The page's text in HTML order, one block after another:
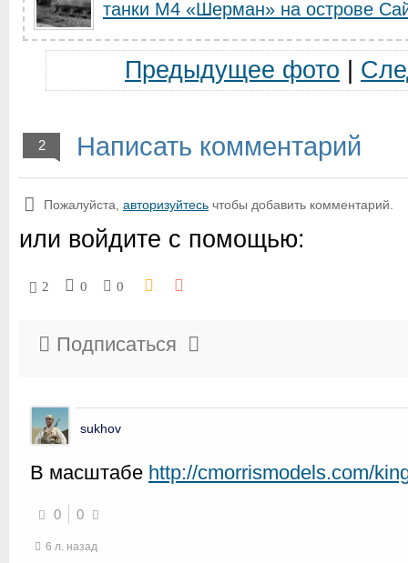
танки M4 «Шерман» на острове
Предыдущее фото
2 Написать комментарий
Пожалуйста, авторизуйтесь чтобы добавить комментарий.
или войдите с помощью:
2 0 0
Подписаться
sukhov
В масштабе http://cmorrismodels.com/
0 0
6 л. назад